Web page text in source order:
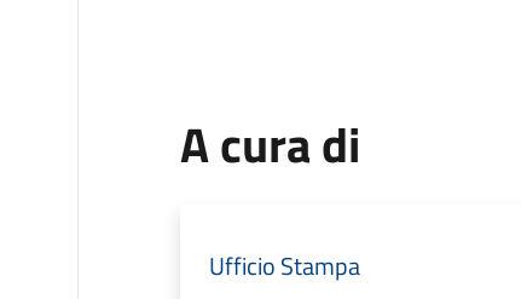
A cura di
Ufficio Stampa